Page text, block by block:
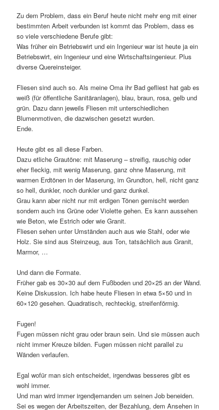
Zu dem Problem, dass ein Beruf heute nicht mehr eng mit einer
bestimmten Arbeit verbunden ist kommt das Problem, dass es
so viele verschiedene Berufe gibt:
Was früher ein Betriebswirt und ein Ingenieur war ist heute ja ein
Betriebswirt, ein Ingenieur und eine Wirtschaftsingenieur. Plus
diverse Quereinsteiger.
Fliesen sind auch so. Als meine Oma ihr Bad gefliest hat gab es
weiß (für öffentliche Sanitäranlagen), blau, braun, rosa, gelb und
grün. Dazu dann jeweils Fliesen mit unterschiedlichen
Blumenmotiven, die dazwischen gesetzt wurden.
Ende.
Heute gibt es all diese Farben.
Dazu etliche Grautöne: mit Maserung – streifig, rauschig oder
eher fleckig, mit wenig Maserung, ganz ohne Maserung, mit
warmen Erdtönen in der Maserung, im Grundton, hell, nicht ganz
so hell, dunkler, noch dunkler und ganz dunkel.
Grau kann aber nicht nur mit erdigen Tönen gemischt werden
sondern auch ins Grüne oder Violette gehen. Es kann aussehen
wie Beton, wie Estrich oder wie Granit.
Fliesen sehen unter Umständen auch aus wie Stahl, oder wie
Holz. Sie sind aus Steinzeug, aus Ton, tatsächlich aus Granit,
Marmor, …
Und dann die Formate.
Früher gab es 30×30 auf dem Fußboden und 20×25 an der Wand.
Keine Diskussion. Ich habe heute Fliesen in etwa 5×50 und in
60×120 gesehen. Quadratisch, rechteckig, streifenförmig.
Fugen!
Fugen müssen nicht grau oder braun sein. Und sie müssen auch
nicht immer Kreuze bilden. Fugen müssen nicht parallel zu
Wänden verlaufen.
Egal wofür man sich entscheidet, irgendwas besseres gibt es
wohl immer.
Und man wird immer irgendjemanden um seinen Job beneiden.
Sei es wegen der Arbeitszeiten, der Bezahlung, dem Ansehen in